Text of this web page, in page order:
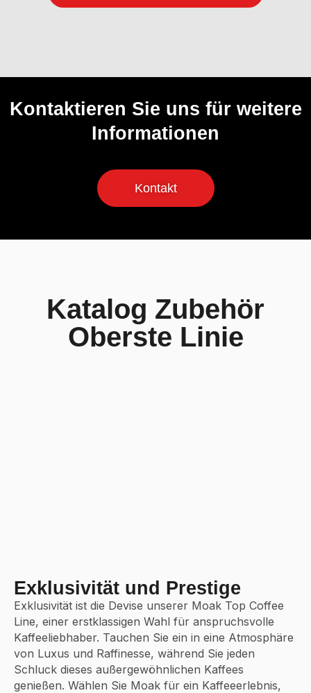
Kontaktieren Sie uns für weitere
Informationen
Kontakt
Katalog Zubehör
Oberste Linie
Exklusivität und Prestige
Exklusivität ist die Devise unserer Moak Top Coffee
Line, einer erstklassigen Wahl für anspruchsvolle
Kaffeeliebhaber. Tauchen Sie ein in eine Atmosphäre
von Luxus und Raffinesse, während Sie jeden
Schluck dieses außergewöhnlichen Kaffees
genießen. Wählen Sie Moak für ein Kaffeeerlebnis,